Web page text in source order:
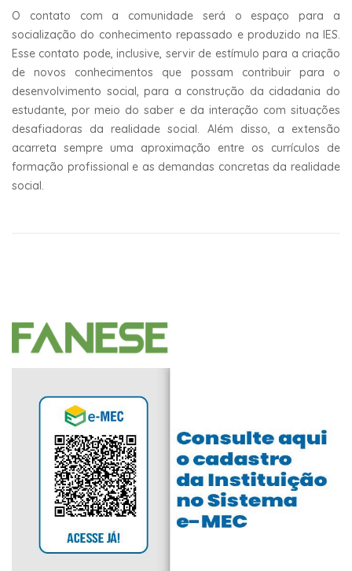
O contato com a comunidade será o espaço para a
socialização do conhecimento repassado e produzido na IES.
Esse contato pode, inclusive, servir de estímulo para a criação
de novos conhecimentos que possam contribuir para o
desenvolvimento social, para a construção da cidadania do
estudante, por meio do saber e da interação com situações
desafiadoras da realidade social. Além disso, a extensão
acarreta sempre uma aproximação entre os currículos de
formação profissional e as demandas concretas da realidade
social.